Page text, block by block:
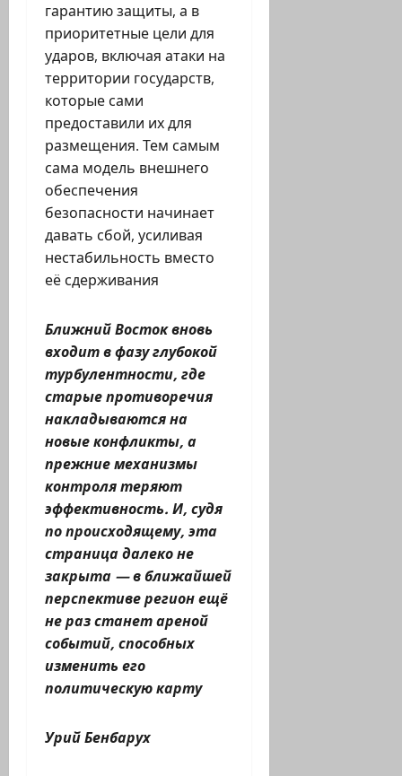
гарантию защиты, а в
приоритетные цели для
ударов, включая атаки на
территории государств,
которые сами
предоставили их для
размещения. Тем самым
сама модель внешнего
обеспечения
безопасности начинает
давать сбой, усиливая
нестабильность вместо
её сдерживания
Ближний Восток вновь
входит в фазу глубокой
турбулентности, где
старые противоречия
накладываются на
новые конфликты, а
прежние механизмы
контроля теряют
эффективность. И, судя
по происходящему, эта
страница далеко не
закрыта — в ближайшей
перспективе регион ещё
не раз станет ареной
событий, способных
изменить его
политическую карту
Урий Бенбарух